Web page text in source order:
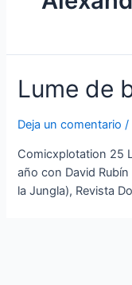
Lume de
Deja un comentario /
Comicxplotation 25
año con David
la Jungla), Revista